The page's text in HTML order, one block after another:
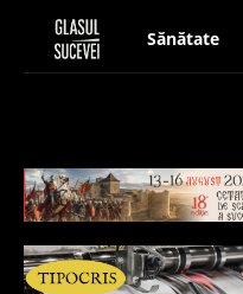
Sănătate